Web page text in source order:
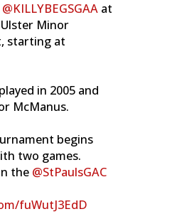
@KILLYBEGSGAA at
Minor
starting at
in 2005 and
McManus.
begins
two games.
the @StPaulsGAC
fuWutJ3EdD